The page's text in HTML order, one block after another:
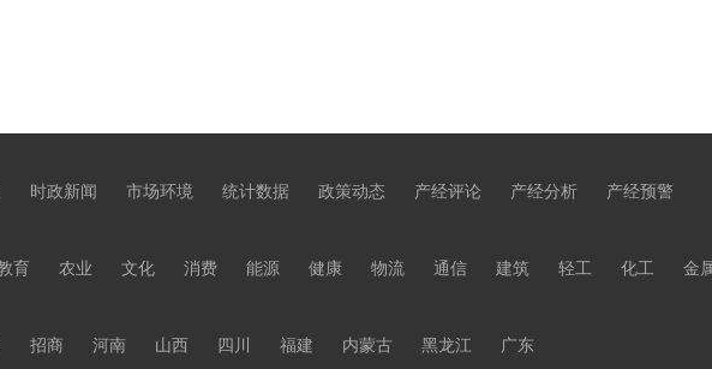
时政新闻 市场环境 统计数据 政策动态 产经评论 产经分析
产经预警
育 农业 文化 消费 能源 健康 物流 通信 建筑 轻工 化工
金
招商 河南 山西 四川 福建 内蒙古 黑龙江 广东